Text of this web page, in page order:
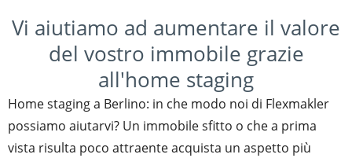
Vi aiutiamo ad aumentare il valore
del vostro immobile grazie
all'home staging
Home staging a Berlino: in che modo noi di Flexmakler
possiamo aiutarvi? Un immobile sfitto o che a prima
vista risulta poco attraente acquista un aspetto più